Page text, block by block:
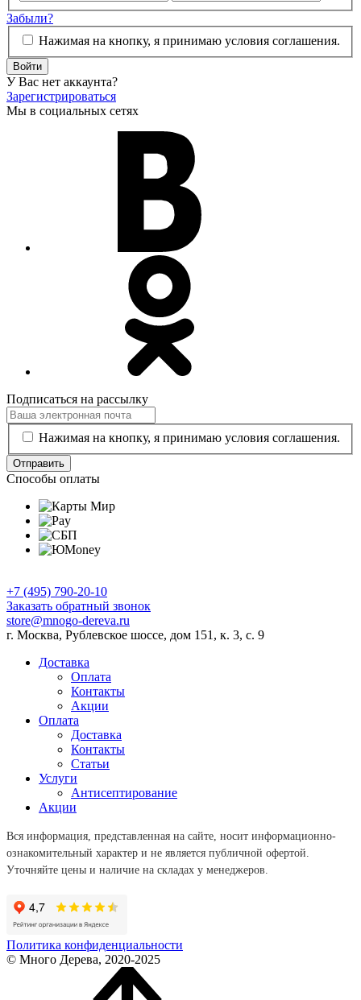
Забыли?
Нажимая на кнопку, я принимаю условия соглашения.
Войти
У Вас нет аккаунта?
Зарегистрироваться
Мы в социальных сетях
Подписаться на рассылку
Нажимая на кнопку, я принимаю условия соглашения.
Отправить
Способы оплаты
+7 (495) 790-20-10
Заказать обратный звонок
store@mnogo-dereva.ru
г. Москва, Рублевское шоссе, дом 151, к. 3, с. 9
Доставка
Оплата
Контакты
Акции
Оплата
Доставка
Контакты
Статьи
Услуги
Антисептирование
Акции
Вся информация, представленная на сайте, носит информационно-
ознакомительный характер и не является публичной офертой.
Уточняйте цены и наличие на складах у менеджеров.
Политика конфиденциальности
© Много Дерева, 2020-2025